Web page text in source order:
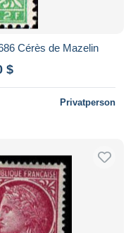
Cérès de Mazelin
$
Privatperson